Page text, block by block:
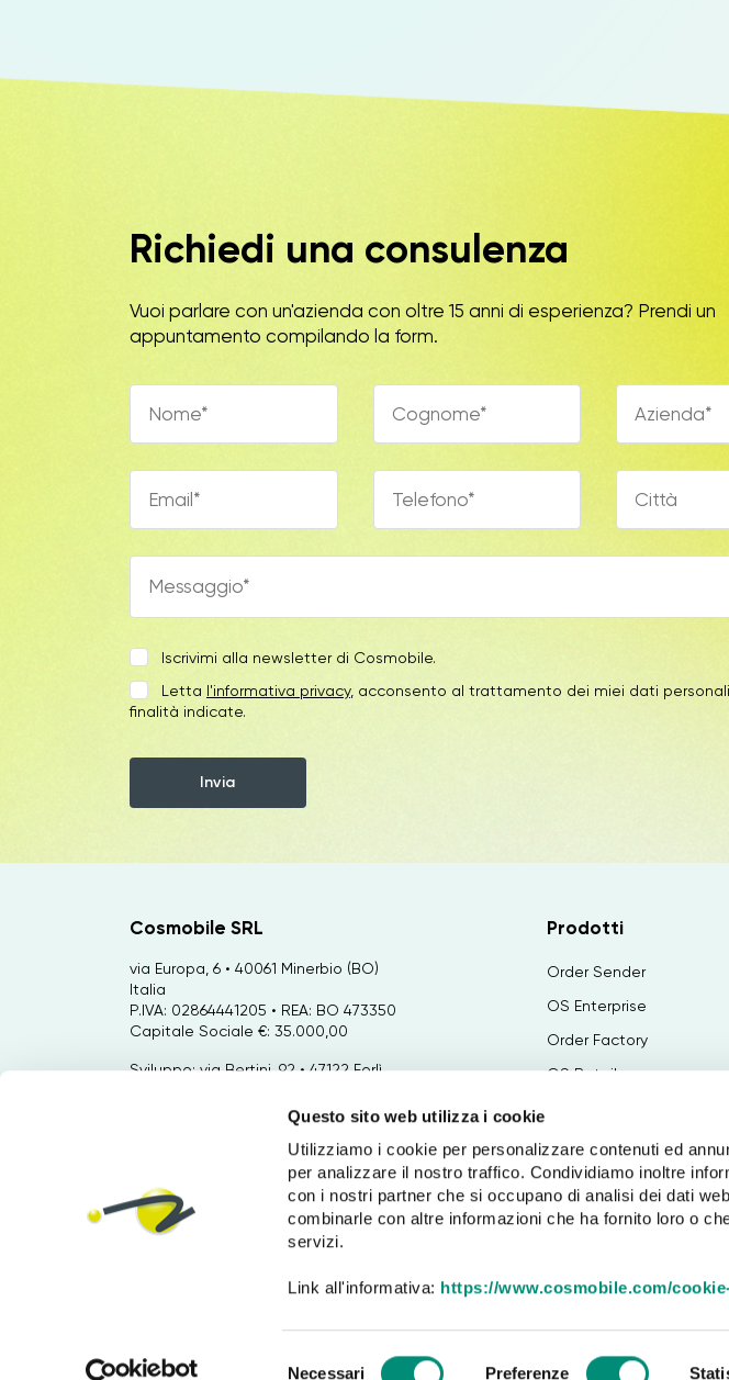
Questo sito web utilizza i cookie
Utilizziamo i cookie per personalizzare contenuti ed
per analizzare il nostro traffico. Condividiamo inoltre
con i nostri partner che si occupano di analisi dei dati
combinarle con altre informazioni che ha fornito loro o
servizi.
Link all'informativa: https://www.cosmobile.com/
Necessari Preferenze
Richiedi una consulenza
Vuoi parlare con un'azienda con oltre 15 anni di esperienza? Prendi un
appuntamento compilando la form.
Iscrivimi alla newsletter di Cosmobile.
Letta l'informativa privacy, acconsento al trattamento dei miei dati
finalità indicate.
Cosmobile SRL
via Europa, 6 • 40061 Minerbio (BO)
Italia
P.IVA: 02864441205 • REA: BO 473350
Capitale Sociale €: 35.000,00
Sviluppo: via Bertini, 92 • 47122 Forlì
Marketing: Via Emilio Zago 2/2 • 40128
Tel:+39 051 6601019
Prodotti
Order Sender
OS Enterprise
Order Factory
OS Retail
Tech Away
Categora
Med Travel
Copyright © 2026 by Cosmobile